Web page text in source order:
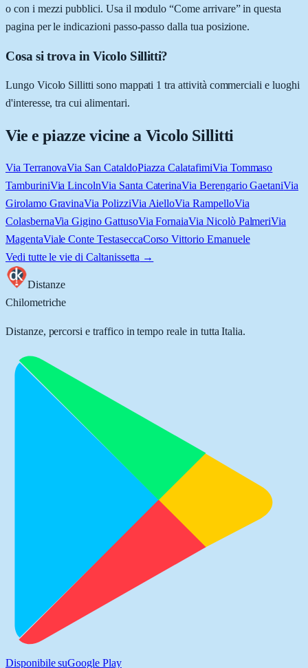
o con i mezzi pubblici. Usa il modulo “Come arrivare” in questa
pagina per le indicazioni passo-passo dalla tua posizione.
Cosa si trova in Vicolo Sillitti?
Lungo Vicolo Sillitti sono mappati 1 tra attività commerciali e luoghi
d'interesse, tra cui alimentari.
Vie e piazze vicine a Vicolo Sillitti
Via TerranovaVia San CataldoPiazza CalatafimiVia Tommaso
TamburiniVia LincolnVia Santa CaterinaVia Berengario GaetaniVia
Girolamo GravinaVia PolizziVia AielloVia RampelloVia
ColasbernaVia Gigino GattusoVia FornaiaVia Nicolò PalmeriVia
MagentaViale Conte TestaseccaCorso Vittorio Emanuele
Vedi tutte le vie di Caltanissetta →
Distanze
Chilometriche
Distanze, percorsi e traffico in tempo reale in tutta Italia.
Disponibile suGoogle Play